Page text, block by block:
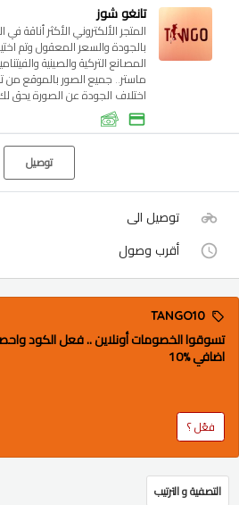
تانغو شوز
المتجر الألكتروني الأكثر أناقة في
بالجودة والسعر المعقول وتم
المصانع التركية والصينية
ماستر.. جميع الصور بالموقع من
اختلاف الجودة عن الصورة يحق لك
توصيل
توصيل الى
أقرب وصول
TANGO10
تسوقوا الخصومات أونلاين .. فعل الكود
اضافي %10
فعّل ؟
التصفية و الترتيب